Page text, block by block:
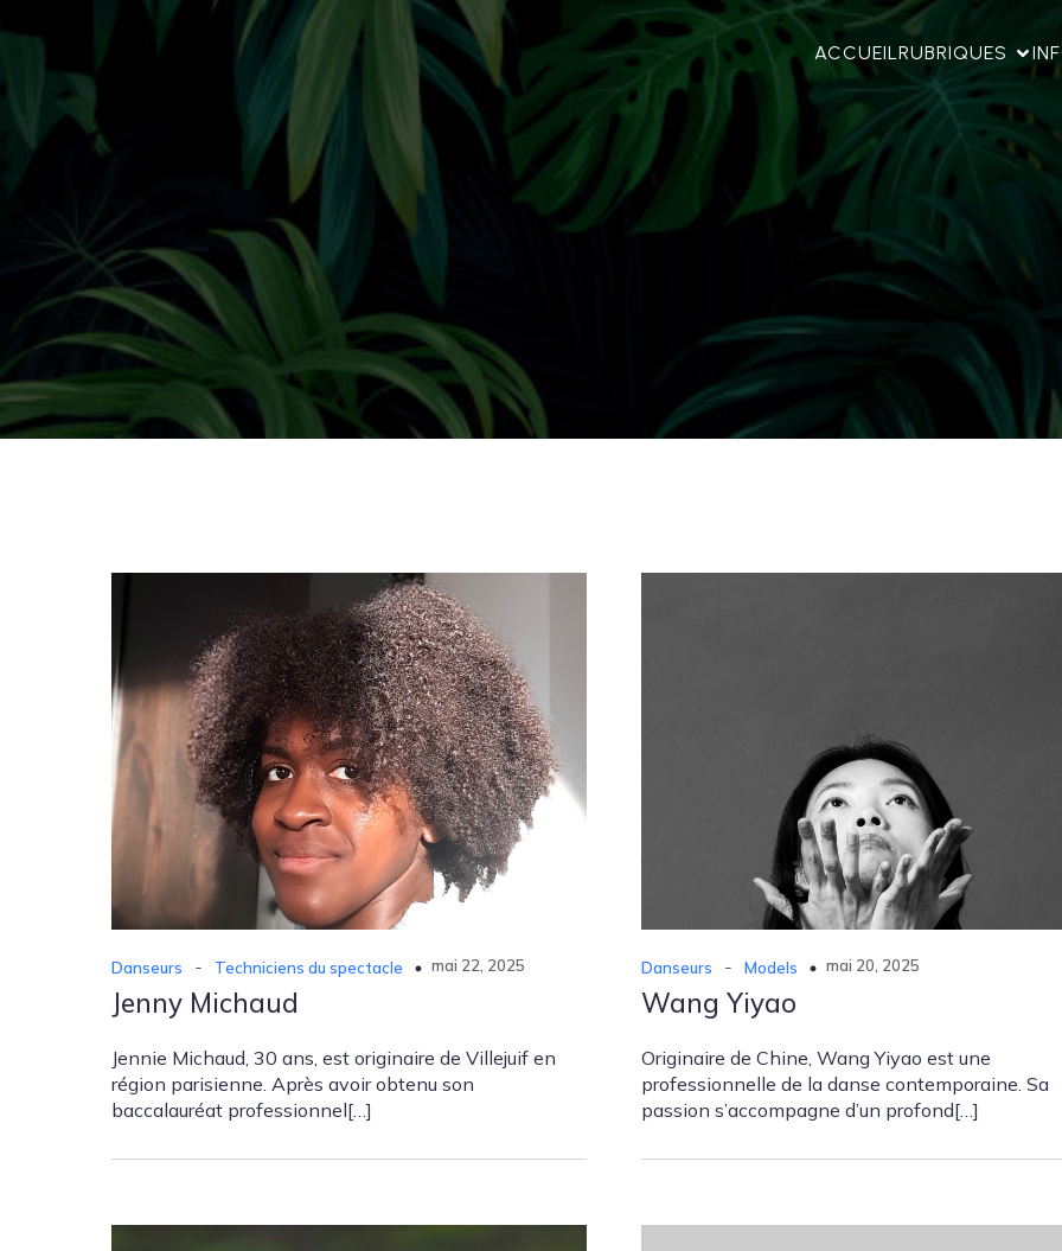
ACCUEILRUBRIQUES
Danseurs - Techniciens du spectacle mai 22, 2025
Jenny Michaud
Jennie Michaud, 30 ans, est originaire de Villejuif en
région parisienne. Après avoir obtenu son
baccalauréat professionnel[…]
Danseurs - Models mai 20, 2025
Wang Yiyao
Originaire de Chine, Wang Yiyao est une
professionnelle de la danse contemporaine. Sa
passion s’accompagne d’un profond[…]